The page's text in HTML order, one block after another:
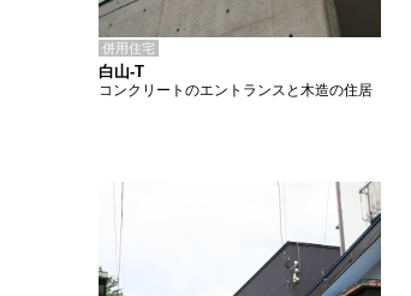
併用住宅
白山-T
コンクリートのエントランスと木造の住居